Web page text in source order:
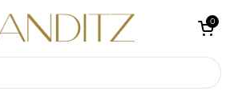
Winkelwagentje
0